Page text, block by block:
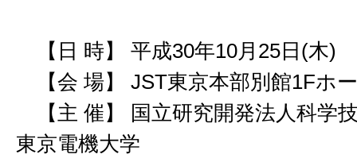
【日 時】 平成30年10月25日(木)
【会 場】 JST東京本部別館1Fホ
【主 催】 国立研究開発法人科学
東京電機大学